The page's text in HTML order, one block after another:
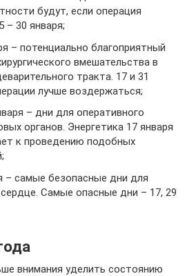
будут, если операция
– 30 января;
– потенциально благоприятный
вмешательства в
тракта. 17 и 31
лучше воздержаться;
– дни для оперативного
органов. Энергетика 17 января
к проведению подобных
– самые безопасные дни для
Самые опасные дни – 17, 29
внимания уделить состоянию